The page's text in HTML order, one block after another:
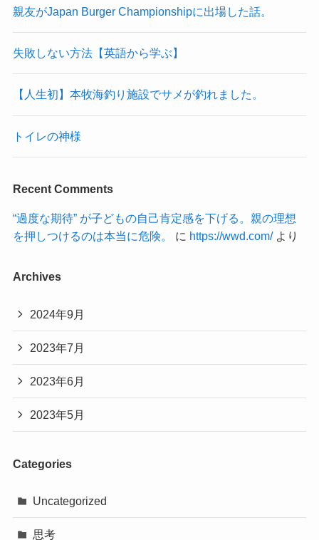
親友がJapan Burger Championshipに出場した話。
失敗しない方法【英語から学ぶ】
【人生初】本牧海釣り施設でサメが釣れました。
トイレの神様
Recent Comments
“過度な期待” が子どもの自己肯定感を下げる。親の理想
を押しつけるのは本当に危険。
に https://wwd.com/より
Archives
2024年9月
2023年7月
2023年6月
2023年5月
Categories
Uncategorized
思考